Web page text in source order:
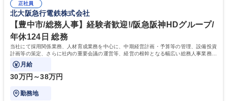
道路施設や道路工事現場の見学ツアー事業 ※入社後は上記いずれかの部門
へ配属。※業務内容変更の範囲：会社の定める業務 募集職種 【都庁グル
ープ】総合職（事務）◇残業月平均9時間未満／有給年平均16日取得
部門など多岐に渡る業務を経験できます。 ■様々なプロジェクト：駐車場
事業の他、新宿駅西口広場内に設置された照明を兼ねた広告「ブライトサ
イン」の管理運営を行うなど、事業収益を生み出す活動を積極的に行って
います。 学歴・資格 学歴：大学院 大学 高専 短大 専修学校 高校 語学力：
資格：
正社員
北大阪急行電鉄株式会社
【豊中市/総務人事】経験者歓迎!/阪急阪神HDグループ/
年休124日 総務
当社にて採用関係業務、人材育成業務を中心に、中期経営計画・予算等の管理、設備投資
計画等の策定、さらに社内の重要会議の運営等、経営の根幹となる幅広い総務人事業務全
般を担当していただきます。
月給
30万円～38万円
勤務地